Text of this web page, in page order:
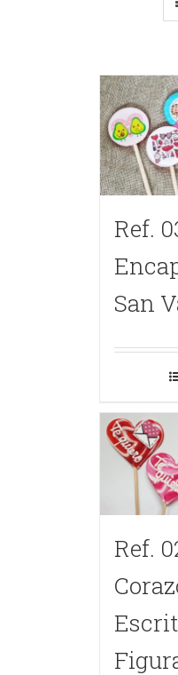
Ref.
San
Ref.